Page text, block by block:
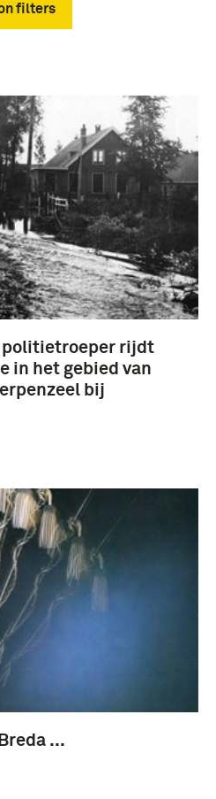
filters
(7)
politietroeper rijdt
in het gebied van
bij
...